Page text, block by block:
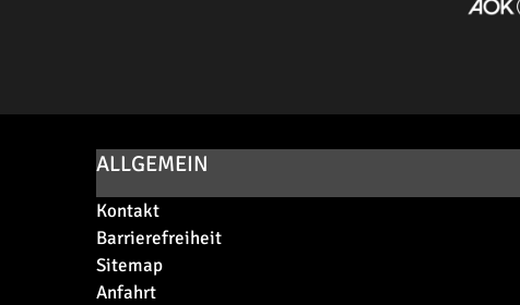
ALLGEMEIN
Kontakt
Barrierefreiheit
Sitemap
Anfahrt